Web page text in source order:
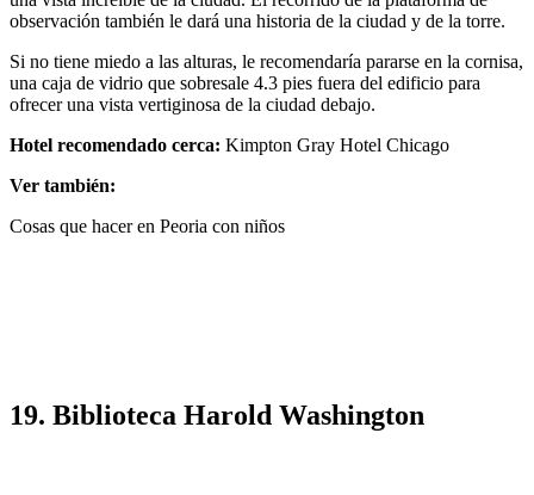
observación también le dará una historia de la ciudad y de la torre.
Si no tiene miedo a las alturas, le recomendaría pararse en la cornisa,
una caja de vidrio que sobresale 4.3 pies fuera del edificio para
ofrecer una vista vertiginosa de la ciudad debajo.
Hotel recomendado cerca: Kimpton Gray Hotel Chicago
Ver también:
Cosas que hacer en Peoria con niños
19. Biblioteca Harold Washington